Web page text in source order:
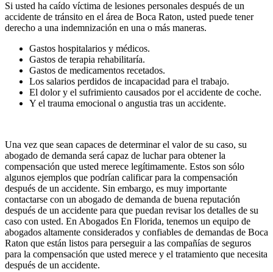
Si usted ha caído víctima de lesiones personales después de un
accidente de tránsito en el área de Boca Raton, usted puede tener
derecho a una indemnización en una o más maneras.
Gastos hospitalarios y médicos.
Gastos de terapia rehabilitaría.
Gastos de medicamentos recetados.
Los salarios perdidos de incapacidad para el trabajo.
El dolor y el sufrimiento causados por el accidente de coche.
Y el trauma emocional o angustia tras un accidente.
Una vez que sean capaces de determinar el valor de su caso, su
abogado de demanda será capaz de luchar para obtener la
compensación que usted merece legítimamente. Estos son sólo
algunos ejemplos que podrían calificar para la compensación
después de un accidente. Sin embargo, es muy importante
contactarse con un abogado de demanda de buena reputación
después de un accidente para que puedan revisar los detalles de su
caso con usted. En Abogados En Florida, tenemos un equipo de
abogados altamente considerados y confiables de demandas de Boca
Raton que están listos para perseguir a las compañías de seguros
para la compensación que usted merece y el tratamiento que necesita
después de un accidente.